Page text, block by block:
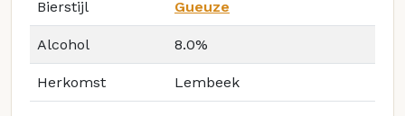
Bierstijl Gueuze
Alcohol 8.0%
Herkomst Lembeek